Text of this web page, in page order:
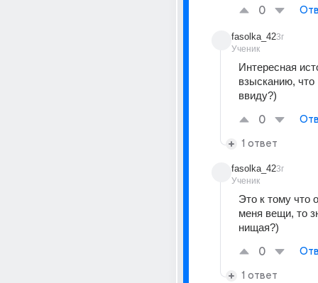
0
fasolka_42
Ученик
3г
Интересная
взысканию,
ввиду?)
0
1 ответ
fasolka_42
Ученик
3г
Это к тому что
меня вещи, то
нищая?)
0
1 ответ